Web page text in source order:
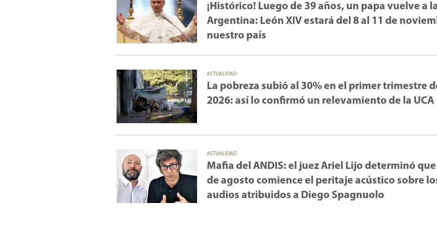
¡Histórico! Luego de 39 años, un papa vuelve a
Argentina: León XIV estará del 8 al 11 de
nuestro país
ACTUALIDAD
La pobreza subió al 30% en el primer trimestre
2026: así lo confirmó un relevamiento de la UCA
ACTUALIDAD
Mafia del ANDIS: el juez Ariel Lijo determinó que
de agosto comience el peritaje acústico sobre
audios atribuidos a Diego Spagnuolo